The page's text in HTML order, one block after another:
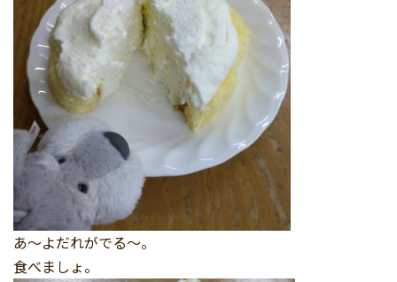
あ～よだれがでる～。
食べましょ。